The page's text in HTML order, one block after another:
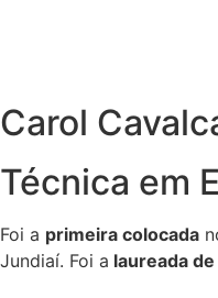
Carol
Técnica em
Foi a primeira colocada
Jundiaí. Foi a laureada